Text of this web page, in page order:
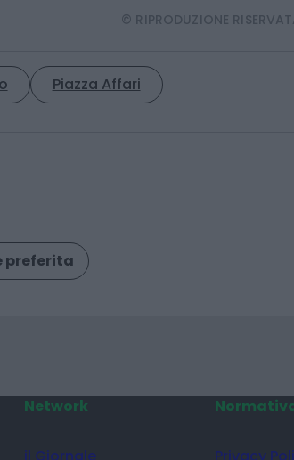
a 5,40 euro, suinuovi massimi dal
© RIPRODUZIONE RISERVATA